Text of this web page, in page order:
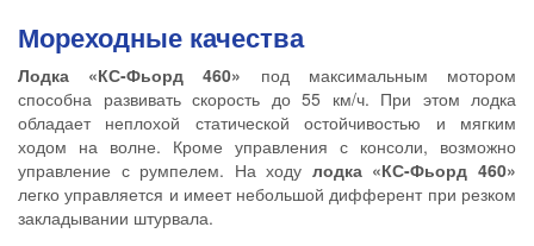
Мореходные качества
Лодка «КС-Фьорд 460» под максимальным мотором
способна развивать скорость до 55 км/ч. При этом лодка
обладает неплохой статической остойчивостью и мягким
ходом на волне. Кроме управления с консоли, возможно
управление с румпелем. На ходу лодка «КС-Фьорд 460»
легко управляется и имеет небольшой дифферент при резком
закладывании штурвала.